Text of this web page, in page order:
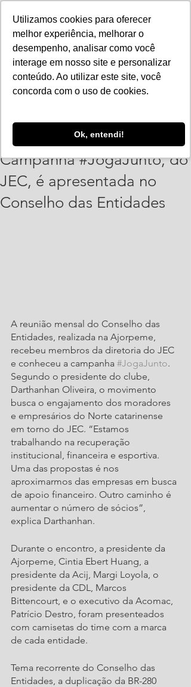
Utilizamos cookies para oferecer
melhor experiência, melhorar o
desempenho, analisar como você
interage em nosso site e personalizar
conteúdo. Ao utilizar este site, você
concorda com o uso de cookies.
Ok, entendi!
Campanha #JogaJunto, do
JEC, é apresentada no
Conselho das Entidades
A reunião mensal do Conselho das
Entidades, realizada na Ajorpeme,
recebeu membros da diretoria do JEC
e conheceu a campanha #JogaJunto.
Segundo o presidente do clube,
Darthanhan Oliveira, o movimento
busca o engajamento dos moradores
e empresários do Norte catarinense
em torno do JEC. “Estamos
trabalhando na recuperação
institucional, financeira e esportiva.
Uma das propostas é nos
aproximarmos das empresas em busca
de apoio financeiro. Outro caminho é
aumentar o número de sócios”,
explica Darthanhan.
Durante o encontro, a presidente da
Ajorpeme, Cintia Ebert Huang, a
presidente da Acij, Margi Loyola, o
presidente da CDL, Marcos
Bittencourt, e o executivo da Acomac,
Patrício Destro, foram presenteados
com camisetas do time com a marca
de cada entidade.
Tema recorrente do Conselho das
Entidades, a duplicação da BR-280